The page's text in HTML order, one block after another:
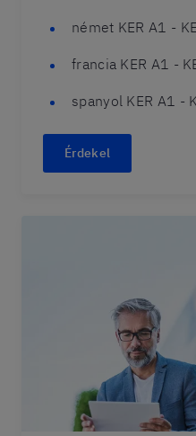
német KER A1 -
francia KER A1 -
spanyol KER A1 -
Érdekel